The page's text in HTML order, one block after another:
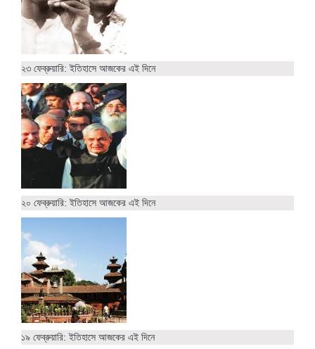
২৩ ফেব্রুয়ারি: ইতিহাসে আজকের এই দিনে
২০ ফেব্রুয়ারি: ইতিহাসে আজকের এই দিনে
১৯ ফেব্রুয়ারি: ইতিহাসে আজকের এই দিনে